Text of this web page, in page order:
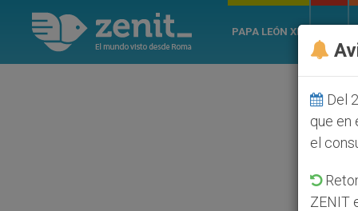
PAPA LEÓN XIV
Del
que en
el
ZENIT